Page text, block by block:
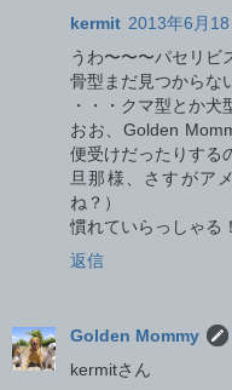
kermit 2013年6月
うわ〜〜〜パセリビ
骨型まだ見つからな
・・・クマ型とか犬
おお、Golden
便受けだったりする
旦那様、さすがア
ね？）
慣れていらっしゃる！
返信
Golden Mommy
kermitさん